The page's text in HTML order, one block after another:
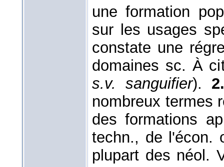
une formation
sur les usages
constate une
domaines sc. À
s.v. sanguifier).
nombreux termes
des formations
techn., de l'écon.
plupart des néol.